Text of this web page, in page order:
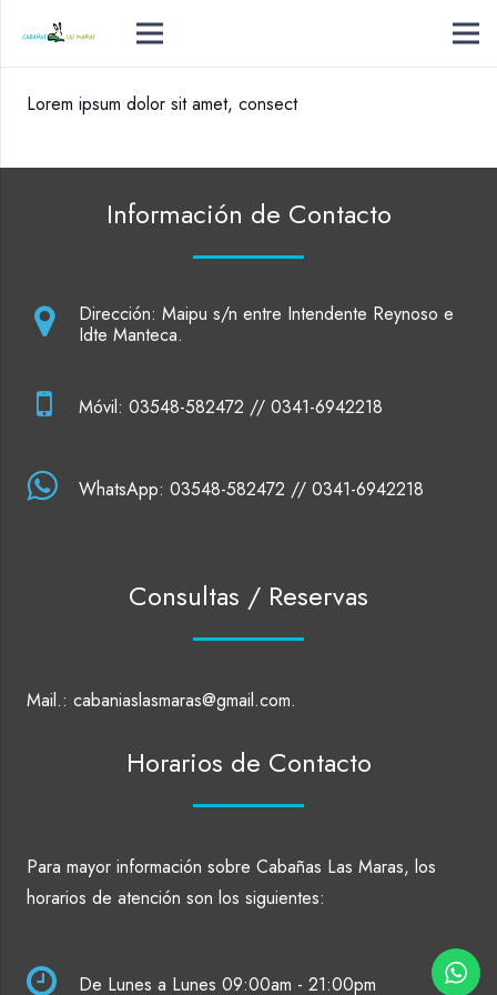
Lorem ipsum dolor sit amet, consect
Información de Contacto
Dirección: Maipu s/n entre Intendente Reynoso e
Idte Manteca.
Móvil: 03548-582472 // 0341-6942218
WhatsApp: 03548-582472 // 0341-6942218
Consultas / Reservas
Mail.: cabaniaslasmaras@gmail.com.
Horarios de Contacto
Para mayor información sobre Cabañas Las Maras, los
horarios de atención son los siguientes:
De Lunes a Lunes 09:00am - 21:00pm